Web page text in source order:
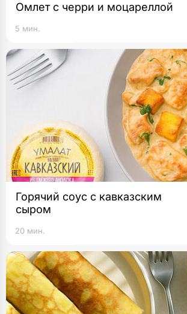
Омлет с черри и моцареллой
5 мин.
Горячий соус с кавказским
сыром
20 мин.